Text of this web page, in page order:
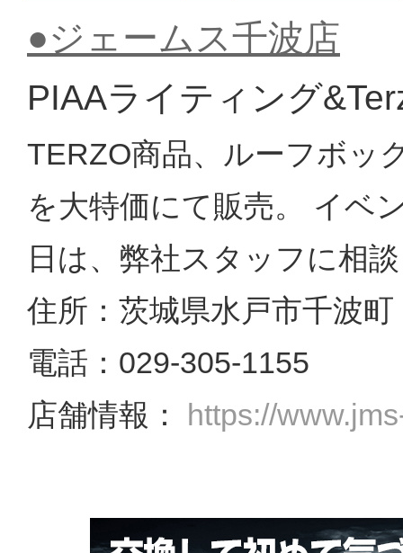
●ジェームス千波店
PIAAライティング
TERZO商品、ルーフボッ
を大特価にて販売。 イベ
日は、弊社スタッフに相
住所：茨城県水戸市千波町
電話：029-305-1155
店舗情報：
https://